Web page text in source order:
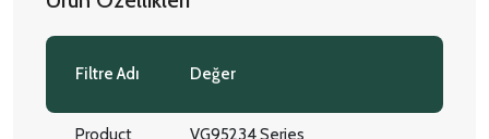
Filtre Adı Değer
Product
VG95234 Series